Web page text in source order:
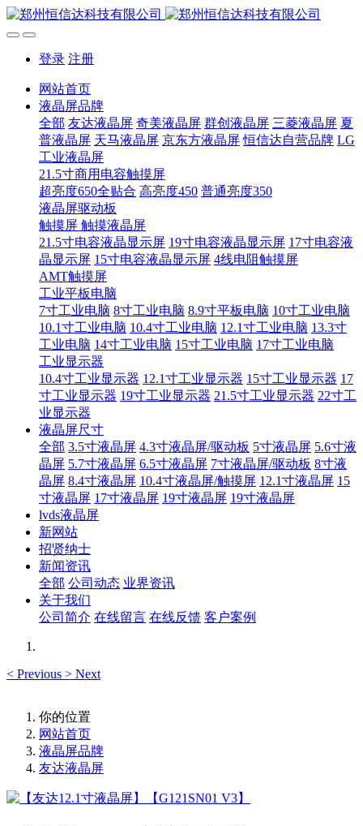
登录 注册
网站首页
液晶屏品牌
全部 友达液晶屏 奇美液晶屏 群创液晶屏 三菱液晶屏 夏
普液晶屏 天马液晶屏 京东方液晶屏 恒信达自营品牌 LG
工业液晶屏
21.5寸商用电容触摸屏
超亮度650全贴合 高亮度450 普通亮度350
液晶屏驱动板
触摸屏 触摸液晶屏
21.5寸电容液晶显示屏 19寸电容液晶显示屏 17寸电容液
晶显示屏 15寸电容液晶显示屏 4线电阻触摸屏
AMT触摸屏
工业平板电脑
7寸工业电脑 8寸工业电脑 8.9寸平板电脑 10寸工业电脑
10.1寸工业电脑 10.4寸工业电脑 12.1寸工业电脑 13.3寸
工业电脑 14寸工业电脑 15寸工业电脑 17寸工业电脑
工业显示器
10.4寸工业显示器 12.1寸工业显示器 15寸工业显示器 17
寸工业显示器 19寸工业显示器 21.5寸工业显示器 22寸工
业显示器
液晶屏尺寸
全部 3.5寸液晶屏 4.3寸液晶屏/驱动板 5寸液晶屏 5.6寸液
晶屏 5.7寸液晶屏 6.5寸液晶屏 7寸液晶屏/驱动板 8寸液
晶屏 8.4寸液晶屏 10.4寸液晶屏/触摸屏 12.1寸液晶屏 15
寸液晶屏 17寸液晶屏 19寸液晶屏 19寸液晶屏
lvds液晶屏
新网站
招贤纳士
新闻资讯
全部 公司动态 业界资讯
关于我们
公司简介 在线留言 在线反馈 客户案例
< Previous > Next
你的位置
网站首页
液晶屏品牌
友达液晶屏